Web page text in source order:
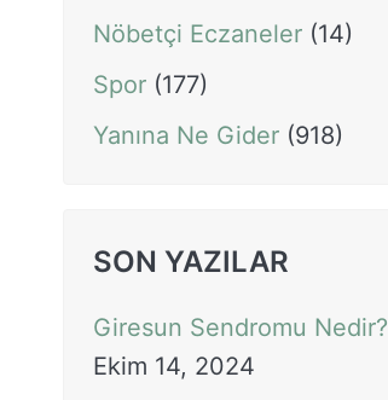
Nöbetçi Eczaneler (14)
Spor (177)
Yanına Ne Gider (918)
SON YAZILAR
Giresun Sendromu Nedir?
Ekim 14, 2024